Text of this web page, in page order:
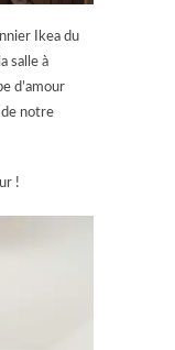
Ikea du
salle à
d’amour
notre
!